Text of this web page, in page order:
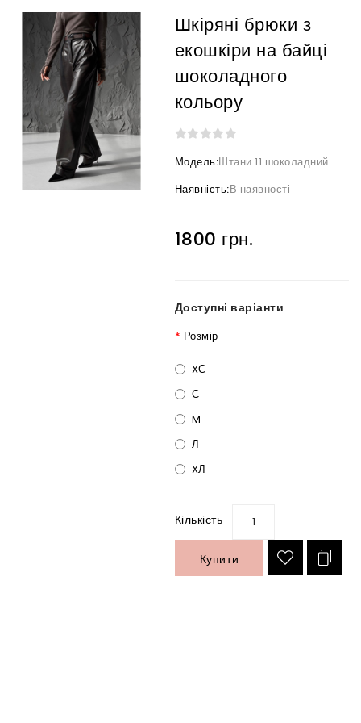
Шкіряні брюки з
екошкіри на байці
шоколадного
кольору
Модель:Штани 11 шоколадний
Наявність:В наявності
1800 грн.
Доступні варіанти
Розмір
XС
С
M
Л
XЛ
Кількість
Купити